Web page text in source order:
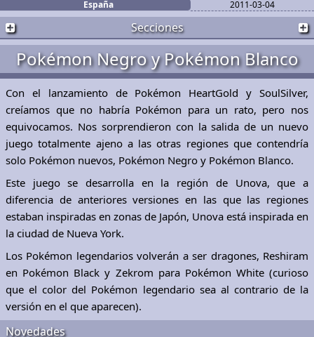
España
2011-03-04
Secciones
Pokémon Negro y Pokémon Blanco
Con el lanzamiento de Pokémon HeartGold y SoulSilver,
creíamos que no habría Pokémon para un rato, pero nos
equivocamos. Nos sorprendieron con la salida de un nuevo
juego totalmente ajeno a las otras regiones que contendría
solo Pokémon nuevos, Pokémon Negro y Pokémon Blanco.
Este juego se desarrolla en la región de Unova, que a
diferencia de anteriores versiones en las que las regiones
estaban inspiradas en zonas de Japón, Unova está inspirada en
la ciudad de Nueva York.
Los Pokémon legendarios volverán a ser dragones, Reshiram
en Pokémon Black y Zekrom para Pokémon White (curioso
que el color del Pokémon legendario sea al contrario de la
versión en el que aparecen).
Novedades